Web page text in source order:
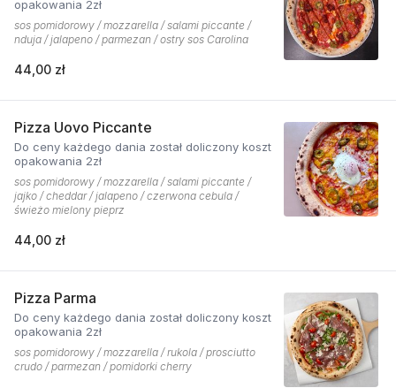
opakowania 2zł
sos pomidorowy / mozzarella / salami piccante /
nduja / jalapeno / parmezan / ostry sos Carolina
44,00 zł
Pizza Uovo Piccante
Do ceny każdego dania został doliczony koszt
opakowania 2zł
sos pomidorowy / mozzarella / salami piccante /
jajko / cheddar / jalapeno / czerwona cebula /
świeżo mielony pieprz
44,00 zł
Pizza Parma
Do ceny każdego dania został doliczony koszt
opakowania 2zł
sos pomidorowy / mozzarella / rukola / prosciutto
crudo / parmezan / pomidorki cherry